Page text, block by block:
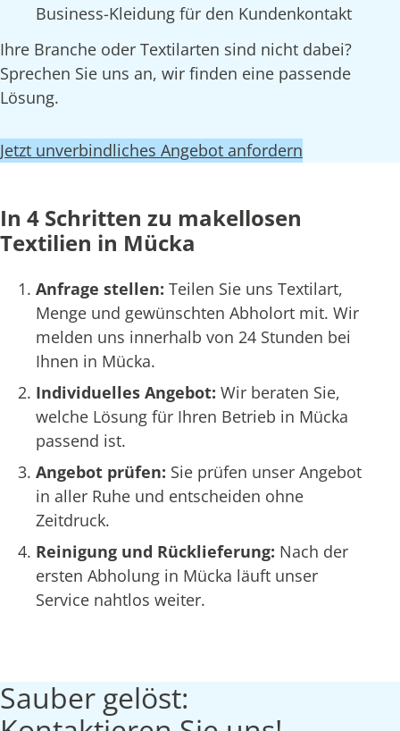
Business-Kleidung für den Kundenkontakt
Ihre Branche oder Textilarten sind nicht dabei?
Sprechen Sie uns an, wir finden eine passende
Lösung.
Jetzt unverbindliches Angebot anfordern
In 4 Schritten zu makellosen
Textilien in Mücka
Anfrage stellen: Teilen Sie uns Textilart,
Menge und gewünschten Abholort mit. Wir
melden uns innerhalb von 24 Stunden bei
Ihnen in Mücka.
Individuelles Angebot: Wir beraten Sie,
welche Lösung für Ihren Betrieb in Mücka
passend ist.
Angebot prüfen: Sie prüfen unser Angebot
in aller Ruhe und entscheiden ohne
Zeitdruck.
Reinigung und Rücklieferung: Nach der
ersten Abholung in Mücka läuft unser
Service nahtlos weiter.
Sauber gelöst: